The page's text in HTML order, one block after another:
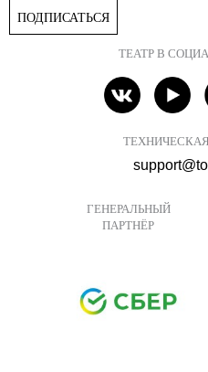
ПОДПИСАТЬСЯ
ТЕАТР В
ГЕНЕРАЛЬНЫЙ
ПАРТНЁР